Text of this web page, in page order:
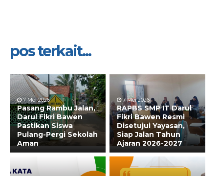
pos terkait...
7 Mei 2026
Pasang Rambu Jalan,
Darul Fikri Bawen
Pastikan Siswa
Pulang-Pergi Sekolah
Aman
7 Mei 2026
RAPBS SMP IT Darul
Fikri Bawen Resmi
Disetujui Yayasan,
Siap Jalan Tahun
Ajaran 2026-2027